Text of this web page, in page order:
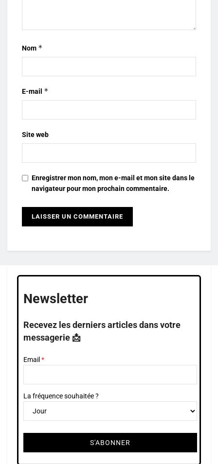
Nom *
E-mail *
Site web
Enregistrer mon nom, mon e-mail et mon site dans le
navigateur pour mon prochain commentaire.
Newsletter
Recevez les derniers articles dans votre
messagerie 📩
Email
La fréquence souhaitée ?